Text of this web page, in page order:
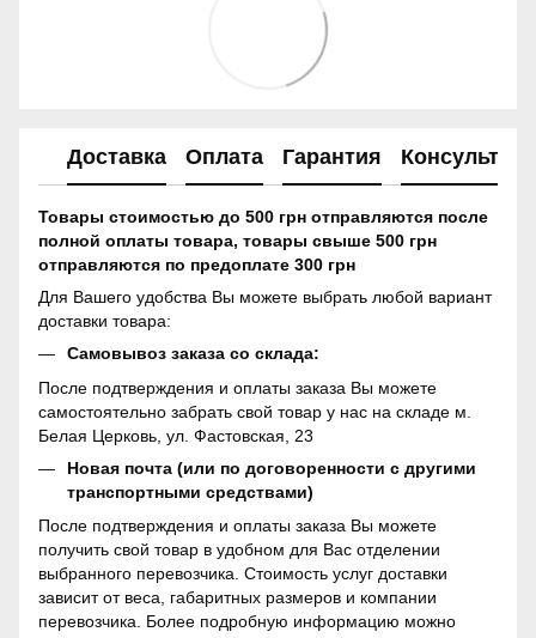
Доставка Оплата Гарантия
Товары стоимостью до 500 грн отправляются после
полной оплаты товара, товары свыше 500 грн
отправляются по предоплате 300 грн
Для Вашего удобства Вы можете выбрать любой вариант
доставки товара:
Самовывоз заказа со склада:
После подтверждения и оплаты заказа Вы можете
самостоятельно забрать свой товар у нас на складе м.
Белая Церковь, ул. Фастовская, 23
Новая почта (или по договоренности с другими
транспортными средствами)
После подтверждения и оплаты заказа Вы можете
получить свой товар в удобном для Вас отделении
выбранного перевозчика. Стоимость услуг доставки
зависит от веса, габаритных размеров и компании
перевозчика. Более подробную информацию можно